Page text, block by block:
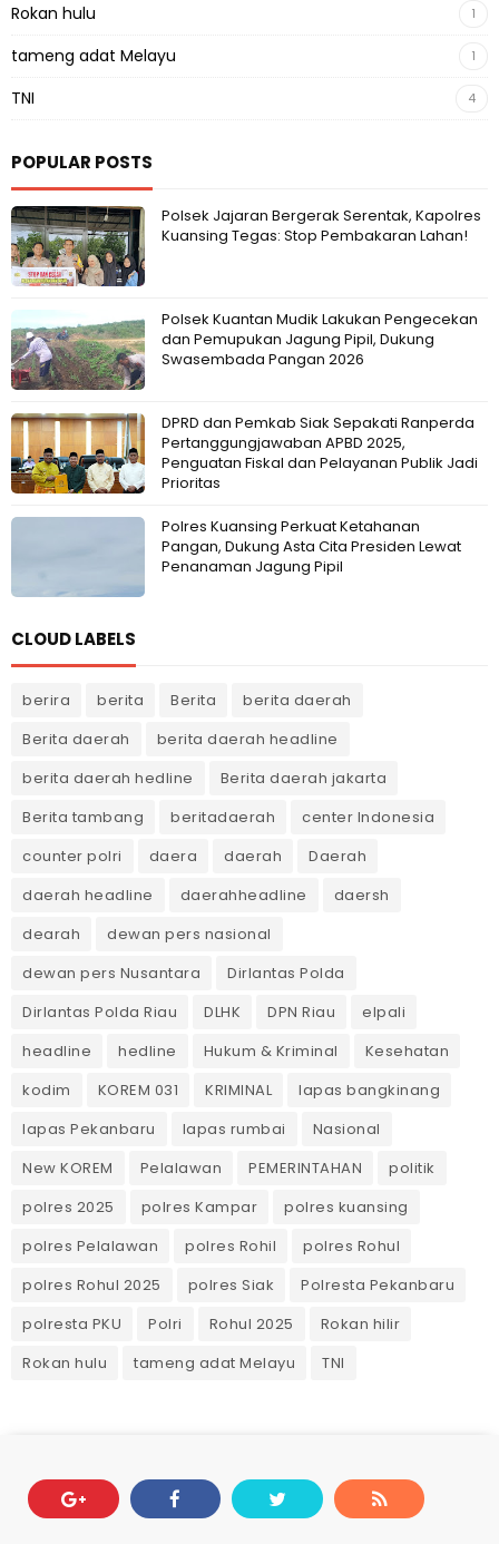
Rokan hulu 1
tameng adat Melayu 1
TNI 4
POPULAR POSTS
Polsek Jajaran Bergerak Serentak, Kapolres
Kuansing Tegas: Stop Pembakaran Lahan!
Polsek Kuantan Mudik Lakukan Pengecekan
dan Pemupukan Jagung Pipil, Dukung
Swasembada Pangan 2026
DPRD dan Pemkab Siak Sepakati Ranperda
Pertanggungjawaban APBD 2025,
Penguatan Fiskal dan Pelayanan Publik Jadi
Prioritas
Polres Kuansing Perkuat Ketahanan
Pangan, Dukung Asta Cita Presiden Lewat
Penanaman Jagung Pipil
CLOUD LABELS
berira berita Berita
berita daerah
Berita daerah
berita daerah headline
berita daerah hedline
Berita daerah jakarta
Berita tambang
beritadaerah
center Indonesia
counter polri
daera daerah
Daerah
daerah headline
daerahheadline
daersh
dearah
dewan pers nasional
dewan pers Nusantara
Dirlantas Polda
Dirlantas Polda Riau
DLHK DPN Riau
elpali
headline
hedline Hukum & Kriminal
Kesehatan
kodim
KOREM 031 KRIMINAL
lapas bangkinang
lapas Pekanbaru
lapas rumbai
Nasional
New KOREM
Pelalawan PEMERINTAHAN
politik
polres 2025
polres Kampar
polres kuansing
polres Pelalawan
polres Rohil
polres Rohul
polres Rohul 2025
polres Siak
Polresta Pekanbaru
polresta PKU
Polri Rohul 2025
Rokan hilir
Rokan hulu
tameng adat Melayu TNI